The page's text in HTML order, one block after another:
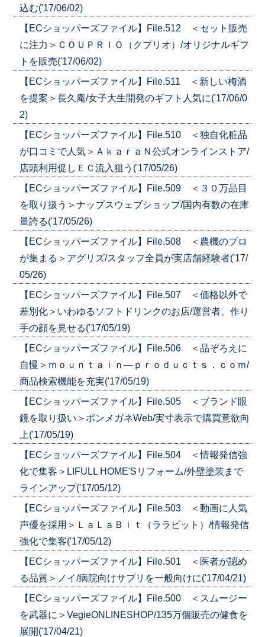
込む('17/06/02)
【ECショッパーズファイル】File.512 ＜セット販売
に注力＞ＣＯＵＰＲＩＯ（クプリオ）/オリジナルギフ
トを販売('17/06/02)
【ECショッパーズファイル】File.511 ＜新しい梅酒
を提案＞長久庵/女子大生開発のギフト人気に('17/06/0
2)
【ECショッパーズファイル】File.510 ＜独自化粧品
が口コミで人気＞ＡｋａｒａＮ公式オンラインストア/
店頭利用促しＥＣ流入狙う('17/05/26)
【ECショッパーズファイル】File.509 ＜３０万品目
を取り扱う＞ナップスウェブショップ/国内有数の在庫
量誇る('17/05/26)
【ECショッパーズファイル】File.508 ＜農機のプロ
が集まる＞アグリズ/スタッフ全員が実店舗経験者('17/
05/26)
【ECショッパーズファイル】File.507 ＜価格以外で
差別化＞いわゆるソフトドリンクのお店/運営者、作り
手の顔を見せる('17/05/19)
【ECショッパーズファイル】File.506 ＜品ぞろえに
自慢＞ｍｏｕｎｔａｉｎ―ｐｒｏｄｕｃｔｓ．ｃｏｍ/
商品検索機能を充実('17/05/19)
【ECショッパーズファイル】File.505 ＜ブランド眼
鏡を取り扱い＞ポンメガネWeb/実寸表示で購買意欲向
上('17/05/19)
【ECショッパーズファイル】File.504 ＜情報発信強
化で集客＞LIFULL HOME'Sリフォーム/外壁塗装まで
ラインアップ('17/05/12)
【ECショッパーズファイル】File.503 ＜動画に人気
声優を採用＞ＬａＬａＢｉｔ（ララビット）/情報発信
強化で集客('17/05/12)
【ECショッパーズファイル】File.501 ＜医者が認め
る品質＞ノイ/病院向けサプリを一般向けに('17/04/21)
【ECショッパーズファイル】File.500 ＜スムージー
を武器に＞VegieONLINESHOP/135万個販売の健食を
展開('17/04/21)